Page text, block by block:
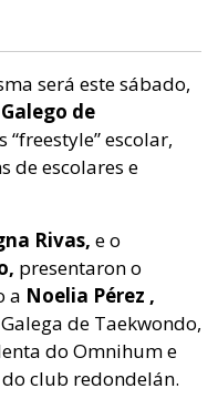
será este sábado,
de
escolar,
de escolares e
Rivas, e o
presentaron o
a Noelia Pérez ,
de Taekwondo,
do Omnihum e
club redondelán.